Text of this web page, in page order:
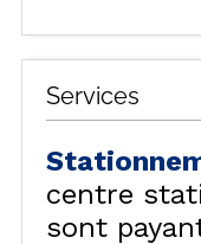
Services
centre
sont